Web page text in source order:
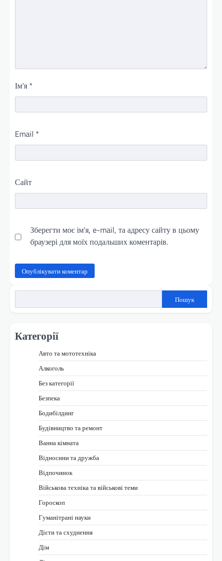
Ім'я *
Email *
Сайт
Зберегти моє ім'я, e-mail, та адресу сайту в цьому
браузері для моїх подальших коментарів.
Пошук
Категорії
Авто та мототехніка
Алкоголь
Без категорії
Безпека
Бодибілдинг
Будівництво та ремонт
Ванна кімната
Відносини та дружба
Відпочинок
Військова техніка та військові теми
Гороскоп
Гуманітрані науки
Дієти та схуднення
Дім